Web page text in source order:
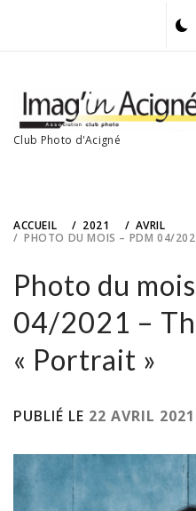
Club Photo d'Acigné
ACCUEIL 2021
AVRIL
PHOTO DU MOIS – PDM 04/
Photo du
04/2021 –
« Portrait »
PUBLIÉ LE 22 AVRIL 2021